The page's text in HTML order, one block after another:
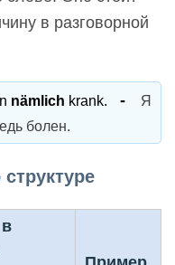
в разговорной
nämlich krank.
Я
болен.